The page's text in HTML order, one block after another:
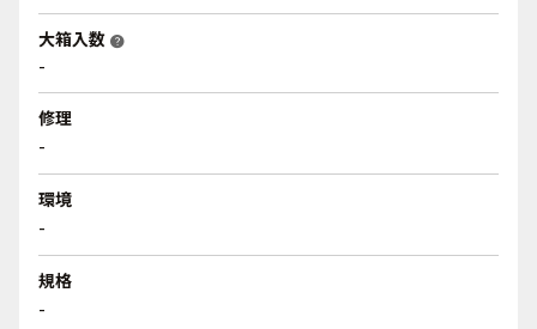
大箱入数 help
-
修理
-
環境
-
規格
-